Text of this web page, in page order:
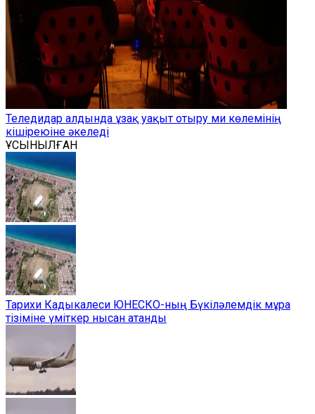
Теледидар алдында ұзақ уақыт отыру ми көлемінің
кішіреюіне әкеледі
ҰСЫНЫЛҒАН
Тарихи Кадыкалеси ЮНЕСКО-ның Бүкіләлемдік мұра
тізіміне үміткер нысан атанды